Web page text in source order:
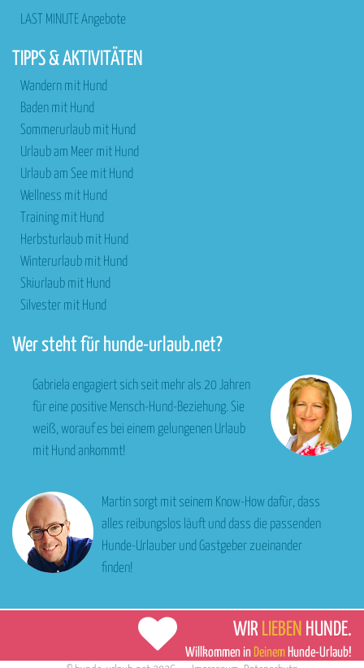
LAST MINUTE Angebote
TIPPS & AKTIVITÄTEN
Wandern mit Hund
Baden mit Hund
Sommerurlaub mit Hund
Urlaub am Meer mit Hund
Urlaub am See mit Hund
Wellness mit Hund
Training mit Hund
Herbsturlaub mit Hund
Winterurlaub mit Hund
Skiurlaub mit Hund
Silvester mit Hund
Wer steht für hunde-urlaub.net?
Gabriela engagiert sich seit mehr als 20 Jahren
für eine positive Mensch-Hund-Beziehung. Sie
weiß, worauf es bei einem gelungenen Urlaub
mit Hund ankommt!
Martin sorgt mit seinem Know-How dafür, dass
alles reibungslos läuft und dass die passenden
Hunde-Urlauber und Gastgeber zueinander
finden!
WIR LIEBEN HUNDE.
Willkommen in Deinem Hunde-Urlaub!